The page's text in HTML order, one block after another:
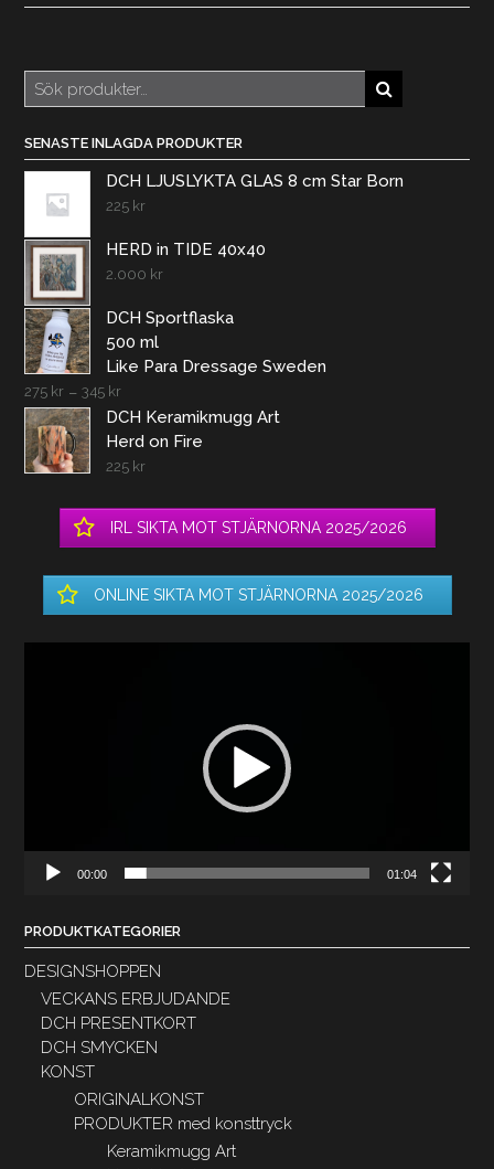
Sök
efter:
SENASTE INLAGDA PRODUKTER
DCH LJUSLYKTA GLAS 8 cm Star Born
225 kr
HERD in TIDE 40x40
2.000 kr
DCH Sportflaska
500 ml
Like Para Dressage Sweden
275 kr – 345 kr
DCH Keramikmugg Art
Herd on Fire
225 kr
IRL SIKTA MOT STJÄRNORNA 2025/2026
ONLINE SIKTA MOT STJÄRNORNA 2025/2026
00:00 01:04
PRODUKTKATEGORIER
DESIGNSHOPPEN
VECKANS ERBJUDANDE
DCH PRESENTKORT
DCH SMYCKEN
KONST
ORIGINALKONST
PRODUKTER med konsttryck
Keramikmugg Art